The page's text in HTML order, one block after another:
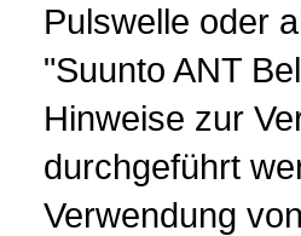
Pulswelle oder
"Suunto ANT
Hinweise zur
durchgeführt
Verwendung